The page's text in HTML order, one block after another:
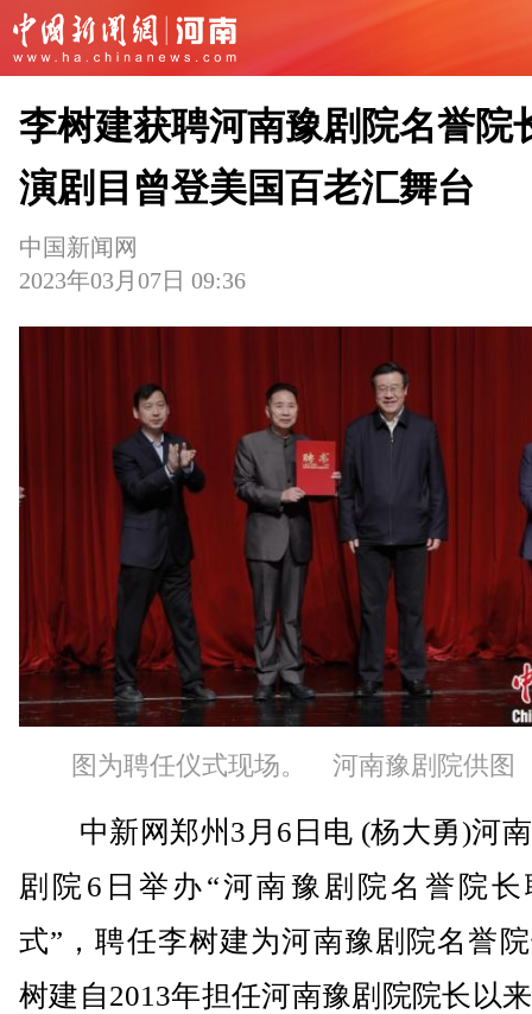
李树建获聘河南豫剧院名誉院
演剧目曾登美国百老汇舞台
中国新闻网
2023年03月07日 09:36
图为聘任仪式现场。 河南豫剧院供图
中新网郑州3月6日电 (杨大勇)河
剧院6日举办“河南豫剧院名誉院长
式”，聘任李树建为河南豫剧院名誉
树建自2013年担任河南豫剧院院长以